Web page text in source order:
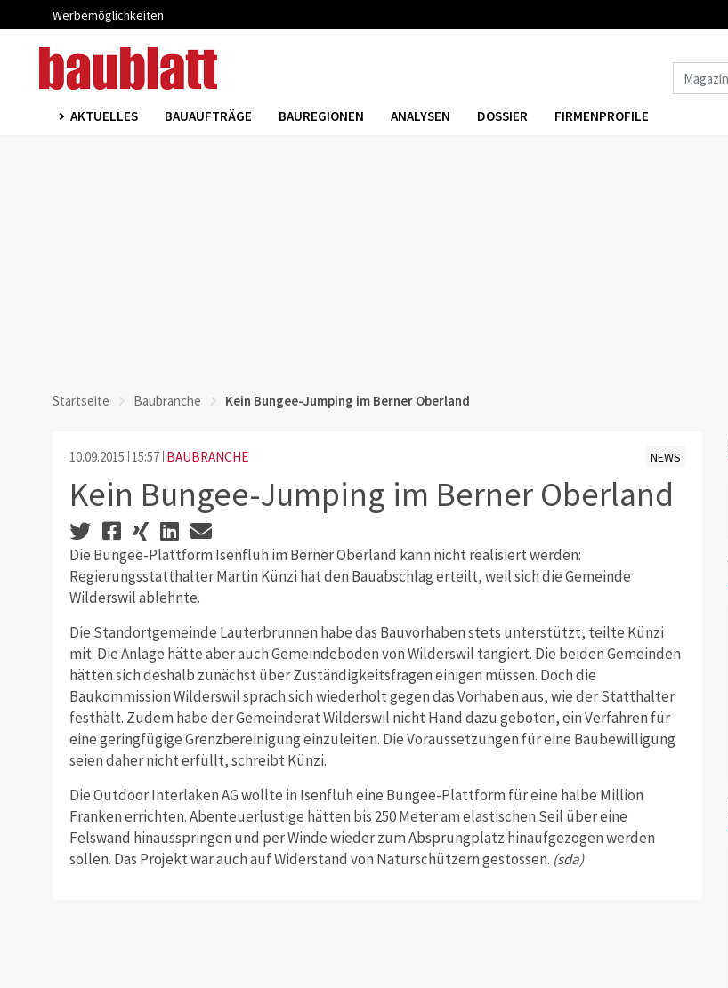
Werbemöglichkeiten
AKTUELLES BAUAUFTRÄGE BAUREGIONEN ANALYSEN DOSSIER FIRMENPROFILE
Startseite Baubranche Kein Bungee-Jumping im Berner Oberland
10.09.2015 15:57 BAUBRANCHE NEWS
Kein Bungee-Jumping im Berner Oberland
Die Bungee-Plattform Isenfluh im Berner Oberland kann nicht realisiert werden:
Regierungsstatthalter Martin Künzi hat den Bauabschlag erteilt, weil sich die Gemeinde
Wilderswil ablehnte.
Die Standortgemeinde Lauterbrunnen habe das Bauvorhaben stets unterstützt, teilte Künzi
mit. Die Anlage hätte aber auch Gemeindeboden von Wilderswil tangiert. Die beiden Gemeinden
hätten sich deshalb zunächst über Zuständigkeitsfragen einigen müssen. Doch die
Baukommission Wilderswil sprach sich wiederholt gegen das Vorhaben aus, wie der Statthalter
festhält. Zudem habe der Gemeinderat Wilderswil nicht Hand dazu geboten, ein Verfahren für
eine geringfügige Grenzbereinigung einzuleiten. Die Voraussetzungen für eine Baubewilligung
seien daher nicht erfüllt, schreibt Künzi.
Die Outdoor Interlaken AG wollte in Isenfluh eine Bungee-Plattform für eine halbe Million
Franken errichten. Abenteuerlustige hätten bis 250 Meter am elastischen Seil über eine
Felswand hinausspringen und per Winde wieder zum Absprungplatz hinaufgezogen werden
sollen. Das Projekt war auch auf Widerstand von Naturschützern gestossen. (sda)